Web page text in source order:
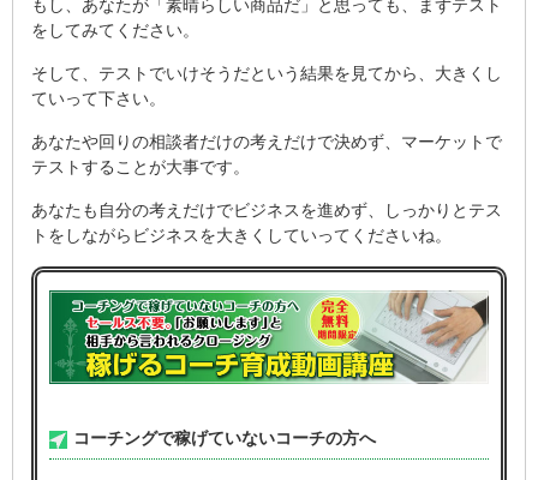
もし、あなたが「素晴らしい商品だ」と思っても、まずテスト
をしてみてください。
そして、テストでいけそうだという結果を見てから、大きくし
ていって下さい。
あなたや回りの相談者だけの考えだけで決めず、マーケットで
テストすることが大事です。
あなたも自分の考えだけでビジネスを進めず、しっかりとテス
トをしながらビジネスを大きくしていってくださいね。
コーチングで稼げていないコーチの方へ